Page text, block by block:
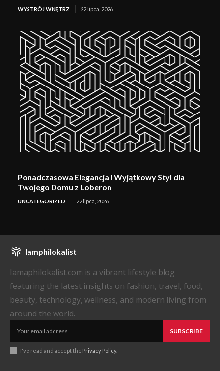
WYSTRÓJ WNĘTRZ 22 lipca, 2026
Ponadczasowa Elegancja i Wyjątkowy Styl dla
Twojego Domu z Loberon
UNCATEGORIZED 22 lipca, 2026
Iamphilokalist
Iamaphilokalist.com is a vibrant lifestyle blog
featuring the latest insights on fashion, travel, food,
beauty, technology, wellness, and modern living from
around the world.
SUBSCRIBE
I've read and accept the Privacy Policy.